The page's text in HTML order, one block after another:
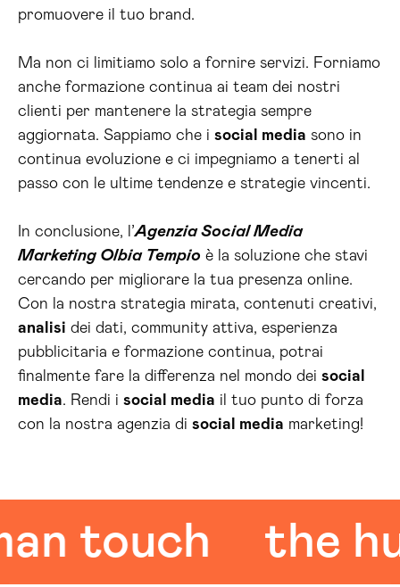
promuovere il tuo brand.
Ma non ci limitiamo solo a fornire servizi. Forniamo
anche formazione continua ai team dei nostri
clienti per mantenere la strategia sempre
aggiornata. Sappiamo che i social media sono in
continua evoluzione e ci impegniamo a tenerti al
passo con le ultime tendenze e strategie vincenti.
In conclusione, l’Agenzia Social Media
Marketing Olbia Tempio è la soluzione che stavi
cercando per migliorare la tua presenza online.
Con la nostra strategia mirata, contenuti creativi,
analisi dei dati, community attiva, esperienza
pubblicitaria e formazione continua, potrai
finalmente fare la differenza nel mondo dei social
media. Rendi i social media il tuo punto di forza
con la nostra agenzia di social media marketing!
the